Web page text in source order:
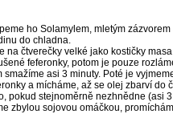
ho Solamylem, mletým
do chladna.
čtverečky velké jako kostičky
feferonky, potom je pouze
asi 3 minuty. Poté je
a mícháme, až se olej zbarví do
pokud stejnoměrně nezhnědne (asi
zbylou sojovou omáčkou,